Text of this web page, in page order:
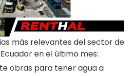
más relevantes del sector de
en el último mes:
obras para tener agua a